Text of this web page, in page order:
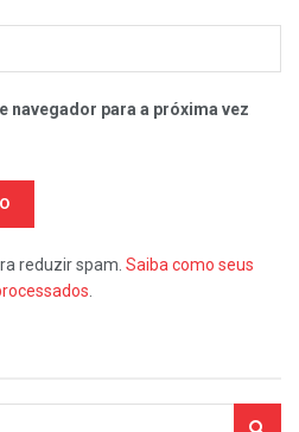
navegador para a próxima vez
reduzir spam. Saiba como seus